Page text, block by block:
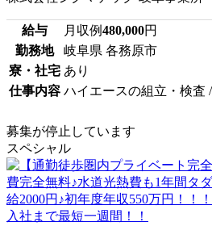
給与 月収例480,000円
勤務地
岐阜県 各務原市
寮・社宅 あり
仕事内容 ハイエースの組立・検査
募集が停止しています
スペシャル